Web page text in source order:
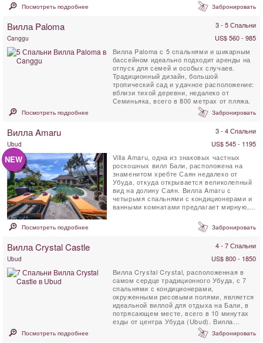
Посмотреть подробнее Забронировать
Вилла Paloma 3 - 5 Спальни
Canggu
US$ 560 - 985
Вилла Paloma c 5 спальнями и шикарным
бассейном идеально подходит аренды на
отпуск для семей и особых случаев.
Традиционный дизайн, большой
тропический сад и удачное расположение:
вблизи тихой деревни, недалеко от
Семиньяка, всего в 800 метрах от пляжа.
Посмотреть подробнее Забронировать
Вилла Amaru 3 - 4 Спальни
Ubud US$ 545 - 1195
NEW
Villa Amaru, одна из знаковых частных
роскошных вилл Бали, расположена на
знаменитом хребте Саян недалеко от
Убуда, откуда открывается великолепный
вид на долину Саян. Вилла Amaru с
четырьмя спальнями с кондиционерами и
ванными комнатами предлагает мирную,
Посмотреть подробнее Забронировать
Вилла Crystal Castle 4 - 7 Спальни
Ubud
US$ 800 - 1850
Вилла Crystal Crystal, расположенная в
самом сердце традиционного Убуда, с 7
спальнями с кондиционерами,
окруженными рисовыми полями, является
идеальной виллой для отдыха на Бали, в
потрясающем месте, всего в 10 минутах
езды от центра Убуда (Ubud). Вилла
Crystal Castle имеет большой ...
Посмотреть подробнее Забронировать